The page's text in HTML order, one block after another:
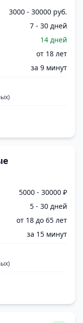
3000 - 30000 руб.
7 - 30 дней
14 дней
от 18 лет
за 9 минут
5000 - 30000 ₽
5 - 30 дней
от 18 до 65 лет
за 15 минут